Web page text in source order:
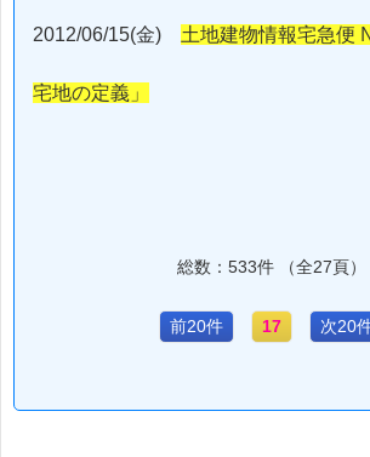
2012/06/15(金) 土地建物情報宅急便
宅地の定義」
総数：533件 （全27頁）
前20件 17 次20